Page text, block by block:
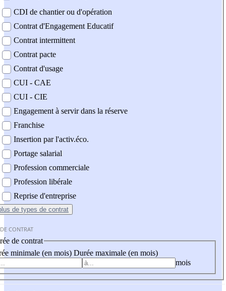
CDI de chantier ou d'opération
Contrat d'Engagement Educatif
Contrat intermittent
Contrat pacte
Contrat d'usage
CUI - CAE
CUI - CIE
Engagement à servir dans la réserve
Franchise
Insertion par l'activ.éco.
Portage salarial
Profession commerciale
Profession libérale
Reprise d'entreprise
de types de contrat
CONTRAT
de contrat
minimale (en mois) Durée maximale (en mois)
mois